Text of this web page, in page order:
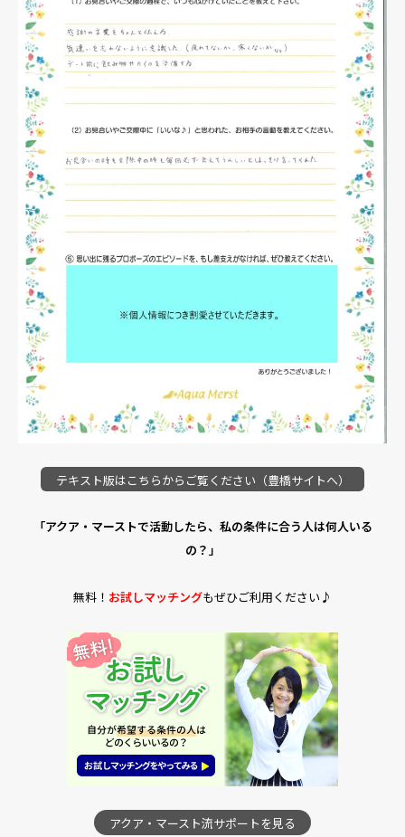
テキスト版はこちらからご覧ください（豊橋サイトへ）
「アクア・マーストで活動したら、私の条件に合う人は何人いる
の？」
無料！ お試しマッチングもぜひご利用ください♪
アクア・マースト流サポートを見る